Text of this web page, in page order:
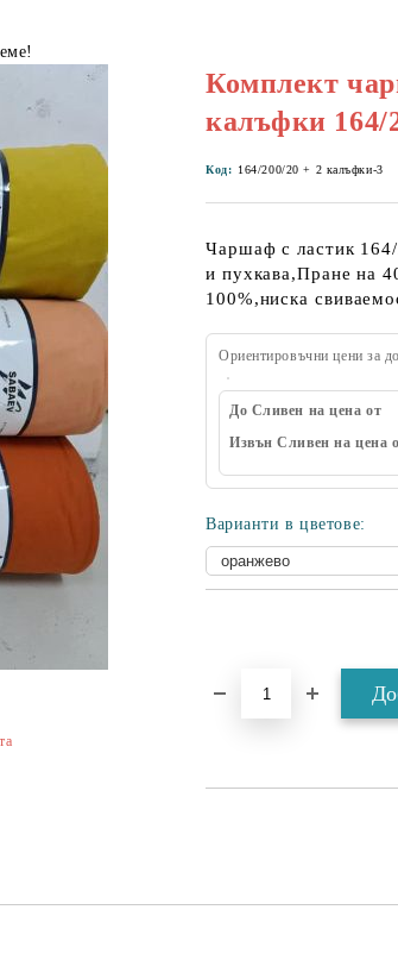
Комплект
калъфки 164/
Код: 164/200/20 + 2 калъфки-3
Чаршаф с ластик
и пухкава,Пране на
100%,ниска
Ориентировъчни цени за
До Сливен на цена от
Извън Сливен на цена
Варианти в цветове: